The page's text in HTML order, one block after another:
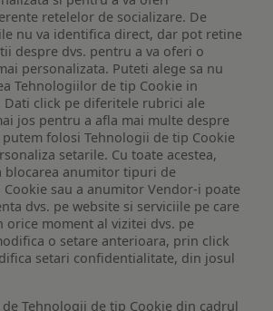
retelelor de socializare. De
nu va identifica direct, dar pot retine
despre dvs. pentru a va oferi o
personalizata. Puteti alege sa nu
Tehnologiilor de tip Cookie in
Dati click pe diferitele rubrici ale
jos pentru a afla mai multe despre
folosi Tehnologii de tip Cookie
setarile. Cu toate acestea,
blocarea anumitor tipuri de
sau a anumitor Vendor-i poate
dvs. pe website si serviciile pe care
orice moment al vizitei dvs. pe
o setare anterioara, prin click
setari confidentialitate, din josul
Tehnologii de tip Cookie din cadrul